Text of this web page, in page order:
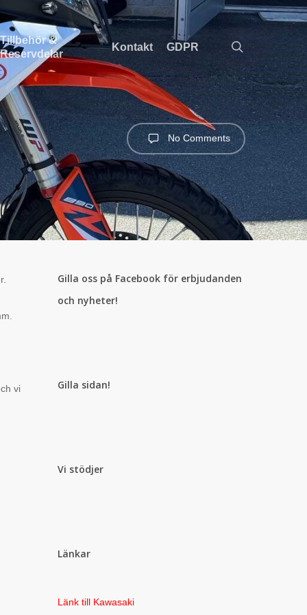
Tillbehör &
Reservdelar
Kontakt GDPR
No Comments
vi
Gilla oss på Facebook för erbjudanden
och nyheter!
Gilla sidan!
Vi stödjer
Länkar
Länk till Kawasaki